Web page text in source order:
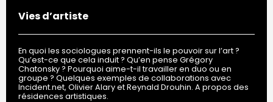
Vies d’artiste
En quoi les sociologues prennent-ils le pouvoir sur l’art ?
Qu’est-ce que cela induit ? Qu’en pense Grégory
Chatonsky ? Pourquoi aime-t-il travailler en duo ou en
groupe ? Quelques exemples de collaborations avec
Incident.net, Olivier Alary et Reynald Drouhin. A propos des
résidences artistiques.